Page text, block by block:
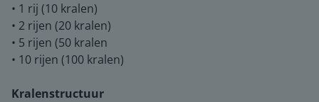
• 1 rij (10 kralen)
• 2 rijen (20 kralen)
• 5 rijen (50 kralen
• 10 rijen (100 kralen)
Kralenstructuur